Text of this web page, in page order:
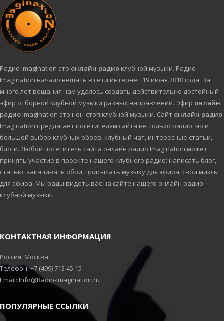
Радио Imagination это онлайн радио клубной музыки. Радио
Imagination начало вещать в сети интернет 19 июня 2010 года. За
много лет вещания нам удалось создать действительно достойный
эфир отборной клубной музыки разных направлений. Эфир онлайн
радио Imagination это нон-стоп клубной музыки. Сайт онлайн радио
Imagination предлагает посетителям сайта не только радио, но и
большой выбор клубных обоев, клубный чат, интересные статьи,
блоги. Любой посетитель сайта онлайн радио Imagination может
принять участие в проекте нашего клубного радио: написать блог,
статью, закачивать обои, присылать музыку для эфира, свои миксы
для эфира. Мы рады видеть вас на сайте нашего онлайн радио
клубной музыки.
КОНТАКТНАЯ ИНФОРМАЦИЯ
Россия, Москва
Телефон: +7 (499) 713 45 15
Email: Info@Radio-Imagination.ru
ПОПУЛЯРНЫЕ ССЫЛКИ